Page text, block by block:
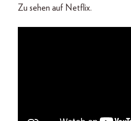
Zu sehen auf Netflix.